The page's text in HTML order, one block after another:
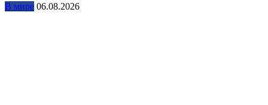
В мире 06.08.2026